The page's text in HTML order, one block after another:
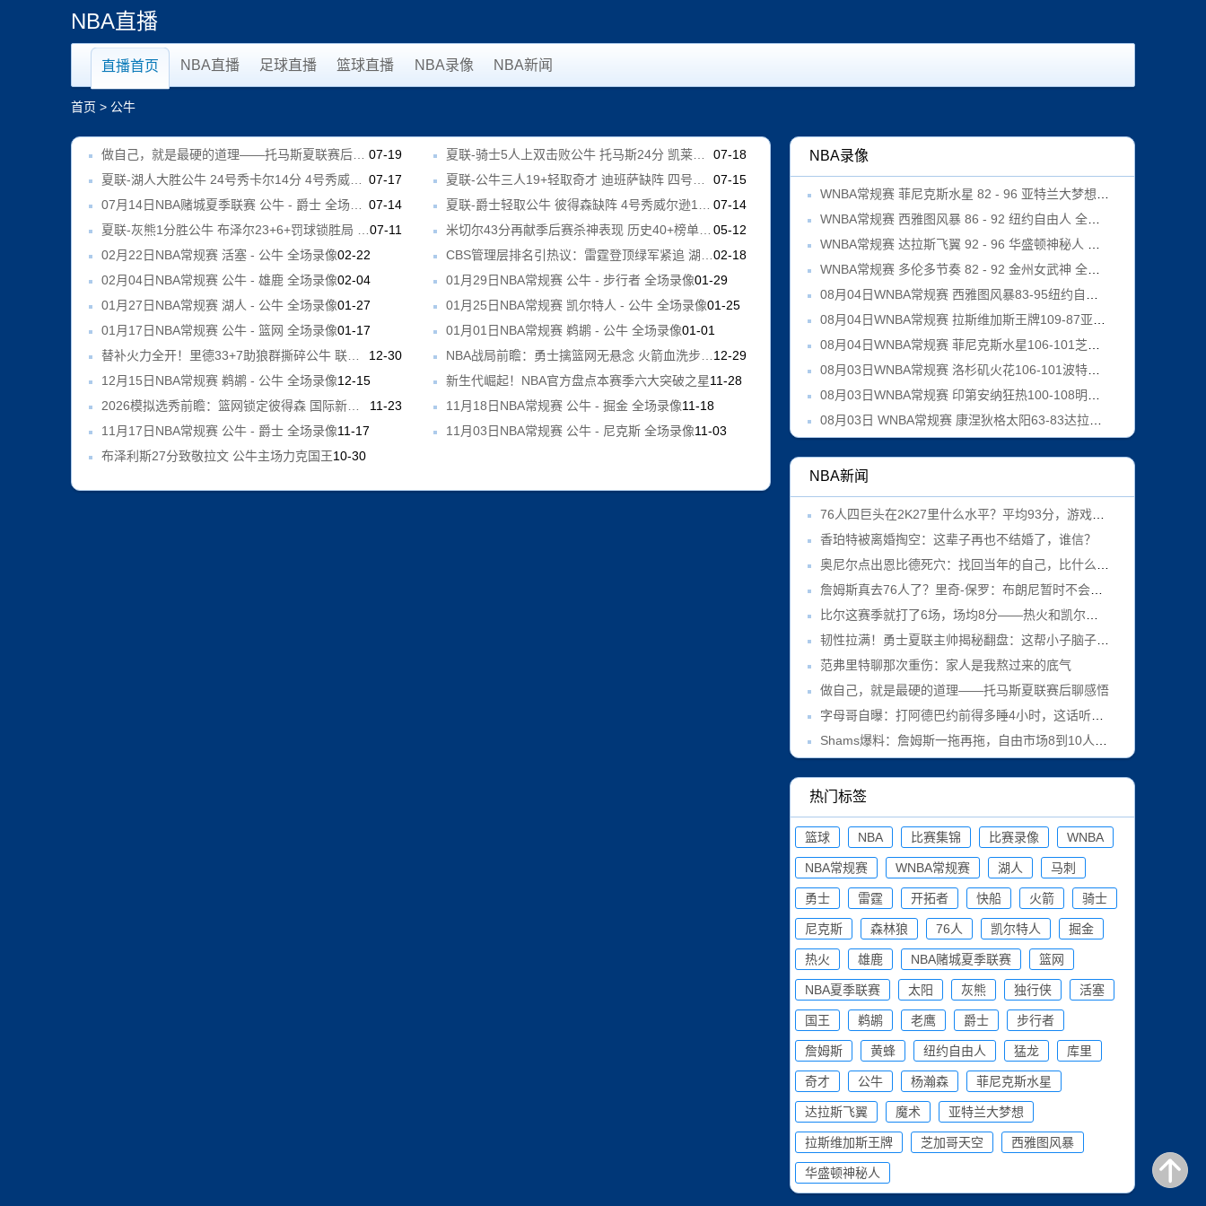
NBA直播
直播首页 NBA直播 足球直播 篮球直播 NBA录像 NBA新闻
首页 > 公牛
07-19
07-18
07-17
07-15
07-14
07-14
07-11
05-12
02月22日NBA常规赛 活塞 - 公牛 全场录像02-22 CBS管理层排名引热议：雷霆登顶绿军紧追 湖人低迷国王垫底02-18
02月04日NBA常规赛 公牛 - 雄鹿 全场录像02-04 01月29日NBA常规赛 公牛 - 步行者 全场录像01-29
01月27日NBA常规赛 湖人 - 公牛 全场录像01-27 01月25日NBA常规赛 凯尔特人 - 公牛 全场录像01-25
01月17日NBA常规赛 公牛 - 篮网 全场录像01-17 01月01日NBA常规赛 鹈鹕 - 公牛 全场录像01-01
12-30
12-29
12月15日NBA常规赛 鹈鹕 - 公牛 全场录像12-15 新生代崛起！NBA官方盘点本赛季六大突破之星11-28
11-23 11月18日NBA常规赛 公牛 - 掘金 全场录像11-18
11月17日NBA常规赛 公牛 - 爵士 全场录像11-17 11月03日NBA常规赛 公牛 - 尼克斯 全场录像11-03
布泽利斯27分致敬拉文 公牛主场力克国王10-30
NBA录像
WNBA常规赛 菲尼克斯水星 82 - 96 亚特兰大梦想 全场集锦
WNBA常规赛 西雅图风暴 86 - 92 纽约自由人 全场集锦
WNBA常规赛 达拉斯飞翼 92 - 96 华盛顿神秘人 全场集锦
WNBA常规赛 多伦多节奏 82 - 92 金州女武神 全场集锦
08月04日WNBA常规赛 西雅图风暴83-95纽约自由人 全场集锦
08月04日WNBA常规赛 拉斯维加斯王牌109-87亚特兰大梦想 全场集锦
08月04日WNBA常规赛 菲尼克斯水星106-101芝加哥天空 全场集锦
08月03日WNBA常规赛 洛杉矶火花106-101波特兰火焰 全场集锦
08月03日WNBA常规赛 印第安纳狂热100-108明尼苏达山猫 全场集锦
08月03日 WNBA常规赛 康涅狄格太阳63-83达拉斯飞翼 全场集锦
NBA新闻
76人四巨头在2K27里什么水平？平均93分，游戏里横着走
香珀特被离婚掏空：这辈子再也不结婚了，谁信？
奥尼尔点出恩比德死穴：找回当年的自己，比什么都重要
詹姆斯真去76人了？里奇-保罗：布朗尼暂时不会跟过去
比尔这赛季就打了6场，场均8分——热火和凯尔特人真敢接盘？
韧性拉满！勇士夏联主帅揭秘翻盘：这帮小子脑子里只有战术
范弗里特聊那次重伤：家人是我熬过来的底气
做自己，就是最硬的道理——托马斯夏联赛后聊感悟
字母哥自曝：打阿德巴约前得多睡4小时，这话听着像玩笑
Shams爆料：詹姆斯一拖再拖，自由市场8到10人干等
热门标签
篮球 NBA 比赛集锦 比赛录像 WNBA
NBA常规赛 WNBA常规赛 湖人 马刺
勇士 雷霆 开拓者 快船 火箭 骑士
尼克斯 森林狼 76人 凯尔特人 掘金
热火 雄鹿 NBA赌城夏季联赛 篮网
NBA夏季联赛 太阳 灰熊 独行侠 活塞
国王 鹈鹕 老鹰 爵士 步行者
詹姆斯 黄蜂 纽约自由人 猛龙 库里
奇才 公牛 杨瀚森 菲尼克斯水星
达拉斯飞翼 魔术 亚特兰大梦想
拉斯维加斯王牌 芝加哥天空 西雅图风暴
华盛顿神秘人